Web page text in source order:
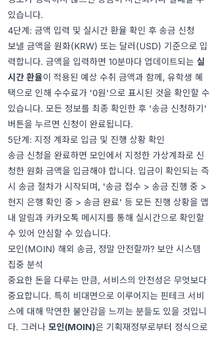
있습니다.
4단계: 금액 입력 및 실시간 환율 확인 후 송금 신청
보낼 금액을 원화(KRW) 또는 달러(USD) 기준으로 입
력합니다. 금액을 입력하면 10분마다 업데이트되는 실
시간 환율이 적용된 예상 수취 금액과 함께, 유학생 혜
택으로 인해 수수료가 '0원'으로 표시된 것을 확인할 수
있습니다. 모든 정보를 최종 확인한 후 '송금 신청하기'
버튼을 누르면 신청이 완료됩니다.
5단계: 지정 계좌로 입금 및 진행 상황 확인
송금 신청을 완료하면 모인에서 지정한 가상계좌로 신
청한 원화 금액을 입금해야 합니다. 입금이 확인되는 즉
시 송금 절차가 시작되며, '송금 접수 > 송금 진행 중 >
현지 은행 확인 중 > 송금 완료' 등 모든 진행 상황을 앱
내 알림과 카카오톡 메시지를 통해 실시간으로 확인할
수 있어 안심할 수 있습니다.
모인(MOIN) 해외 송금, 정말 안전할까? 보안 시스템
집중 분석
중요한 돈을 다루는 만큼, 서비스의 안전성은 무엇보다
중요합니다. 특히 비대면으로 이루어지는 핀테크 서비
스에 대해 막연한 불안감을 느끼는 분들도 있을 것입니
다. 그러나 모인(MOIN)은 기획재정부로부터 정식으로